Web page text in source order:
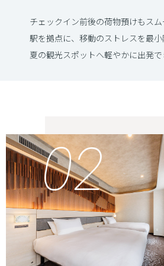
チェックイン前後の荷物預けもスム
駅を拠点に、移動のストレスを最小
夏の観光スポットへ軽やかに出発で
02